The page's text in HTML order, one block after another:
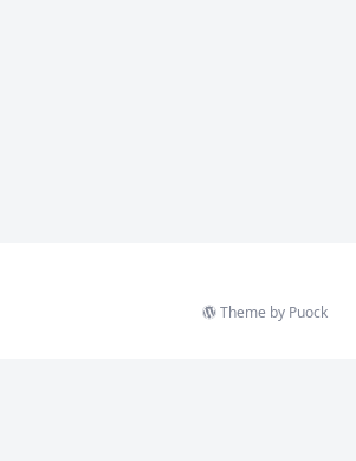
Theme by Puock